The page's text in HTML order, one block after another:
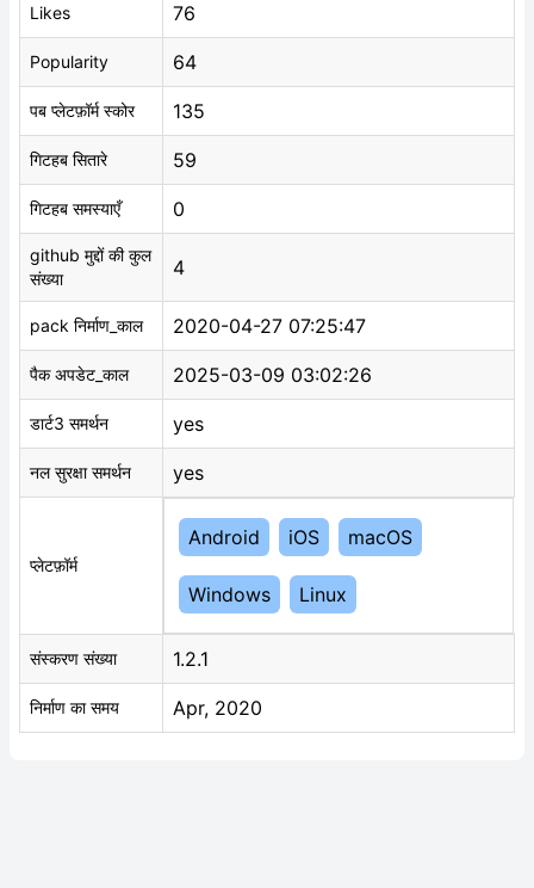
Likes 76
Popularity 64
पब प्लेटफ़ॉर्म स्कोर 135
गिटहब सितारे 59
गिटहब समस्याएँ 0
github मुद्दों की कुल
संख्या
4
pack निर्माण_काल 2020-04-27 07:25:47
पैक अपडेट_काल 2025-03-09 03:02:26
डार्ट3 समर्थन yes
नल सुरक्षा समर्थन yes
प्लेटफ़ॉर्म
Android iOS macOS
Windows Linux
संस्करण संख्या 1.2.1
निर्माण का समय Apr, 2020